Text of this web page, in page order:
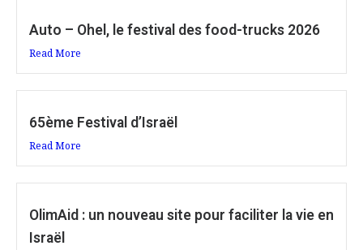
Auto – Ohel, le festival des food-trucks 2026
Read More
65ème Festival d’Israël
Read More
OlimAid : un nouveau site pour faciliter la vie en
Israël